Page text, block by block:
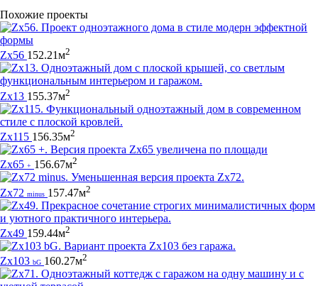
Похожие проекты
Zx56 152.21м2
Zx13 155.37м2
Zx115 156.35м2
Zx65 + 156.67м2
Zx72 minus 157.47м2
Zx49 159.44м2
Zx103 bG 160.27м2